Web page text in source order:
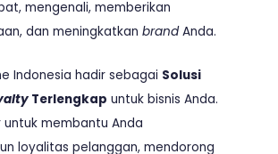
mengenali, memberikan
dan meningkatkan brandAnda.
Indonesia hadir sebagai Solusi
Terlengkap untuk bisnis Anda.
untuk membantu Anda
loyalitas pelanggan, mendorong